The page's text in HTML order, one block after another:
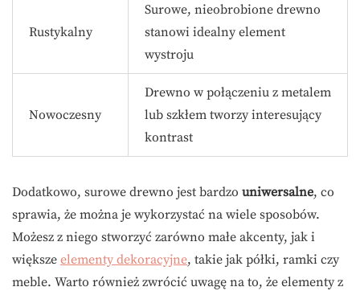
Rustykalny
Surowe, nieobrobione drewno
stanowi idealny element
wystroju
Nowoczesny
Drewno w połączeniu z metalem
lub szkłem tworzy interesujący
kontrast
Dodatkowo, surowe drewno jest bardzo uniwersalne, co
sprawia, że można je wykorzystać na wiele sposobów.
Możesz z niego stworzyć zarówno małe akcenty, jak i
większe elementy dekoracyjne, takie jak półki, ramki czy
meble. Warto również zwrócić uwagę na to, że elementy z